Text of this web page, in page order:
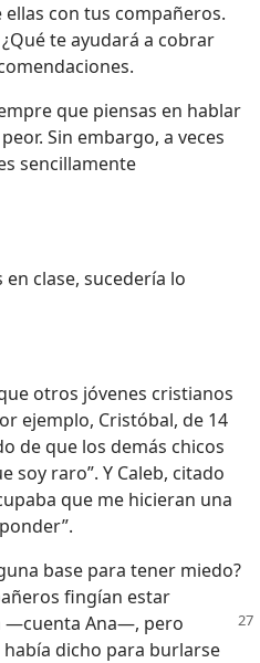
con tus compañeros.
te ayudará a cobrar
que piensas en hablar
Sin embargo, a veces
sencillamente
en clase, sucedería lo
otros jóvenes cristianos
ejemplo, Cristóbal, de 14
de que los demás chicos
soy raro”. Y Caleb, citado
que me hicieran una
base para tener miedo?
fingían estar
—cuenta Ana—, pero
dicho para burlarse